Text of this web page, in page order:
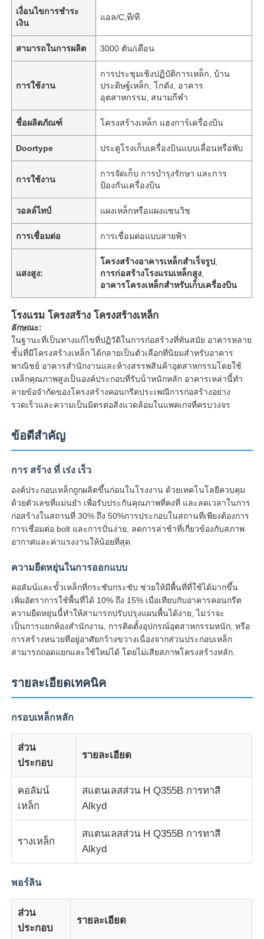
บ้าน
ผลิตภัณฑ์
ทัวร์โรงงาน
ควบคุมคุณภาพ
ติดต่อเรา
ขออ้าง
บ้าน Prefab เหล็กเบา
การประชุมเชิงปฏิบัติการโครงสร้างเหล็ก
เงื่อนไขการชำระ
เงิน
แอล/C,ที/ที
สามารถในการผลิต 3000 ตัน/เดือน
การใช้งาน
การประชุมเชิงปฏิบัติการเหล็ก, บ้าน
ประดิษฐ์เหล็ก, โกดัง, อาคาร
อุตสาหกรรม, สนามกีฬา
ชื่อผลิตภัณฑ์ โครงสร้างเหล็ก แฮงการ์เครื่องบิน
Doortype ประตูโรงเก็บเครื่องบินแบบเลื่อนหรือพับ
การใช้งาน
การจัดเก็บ การบำรุงรักษา และการ
ป้องกันเครื่องบิน
วอลล์ไทป์ แผงเหล็กหรือแผงแซนวิช
การเชื่อมต่อ การเชื่อมต่อแบบสายฟ้า
แสงสูง:
โครงสร้างอาคารเหล็กสำเร็จรูป
การก่อสร้างโรงแรมเหล็กสูง
อาคารโครงเหล็กสำหรับเก็บเครื่องบิน
โรงแรม โครงสร้าง โครงสร้างเหล็ก
ลักษณะ:
ในฐานะที่เป็นทางแก้ไขที่ปฏิวัติในการก่อสร้างที่ทันสมัย อาคารหลาย
ชั้นที่มีโครงสร้างเหล็ก ได้กลายเป็นตัวเลือกที่นิยมสําหรับอาคาร
พาณิชย์ อาคารสํานักงานและห้างสรรพสินค้าอุตสาหกรรมโดยใช้
เหล็กคุณภาพสูงเป็นองค์ประกอบที่รับน้ําหนักหลัก อาคารเหล่านี้ทํา
ลายข้อจํากัดของโครงสร้างคอนกรีตประเพณีการก่อสร้างอย่าง
รวดเร็วและความเป็นมิตรต่อสิ่งแวดล้อมในแพคเกจที่ครบวงจร
ข้อดีสําคัญ
การ สร้าง ที่ เร่ง เร็ว
องค์ประกอบเหล็กถูกผลิตขึ้นก่อนในโรงงาน ด้วยเทคโนโลยีควบคุม
ด้วยตัวเลขที่แม่นยํา เพื่อรับประกันคุณภาพที่คงที่ และลดเวลาในการ
ก่อสร้างในสถานที่ 30% ถึง 50%การประกอบในสถานที่เพียงต้องการ
การเชื่อมต่อ bolt และการปั่นง่าย, ลดการล่าช้าที่เกี่ยวข้องกับสภาพ
อากาศและค่าแรงงานให้น้อยที่สุด
ความยืดหยุ่นในการออกแบบ
คอลัมน์และขั้วเหล็กที่กระชับกระชับ ช่วยให้มีพื้นที่ที่ใช้ได้มากขึ้น
เพิ่มอัตราการใช้พื้นที่ได้ 10% ถึง 15% เมื่อเทียบกับอาคารคอนกรีต
ความยืดหยุ่นนี้ทําให้สามารถปรับปรุงแผนพื้นได้ง่าย, ไม่ว่าจะ
เป็นการแยกห้องสํานักงาน, การติดตั้งอุปกรณ์อุตสาหกรรมหนัก, หรือ
การสร้างหน่วยที่อยู่อาศัยกว้างขวางเนื่องจากส่วนประกอบเหล็ก
สามารถถอดแยกและใช้ใหม่ได้ โดยไม่เสียสภาพโครงสร้างหลัก.
รายละเอียดเทคนิค
กรอบเหล็กหลัก
ส่วน
ประกอบ
รายละเอียด
คอลัมน์
เหล็ก
สแตนเลสส่วน H Q355B การทาสี
Alkyd
รางเหล็ก
สแตนเลสส่วน H Q355B การทาสี
Alkyd
พอร์ลิน
ส่วน
ประกอบ
รายละเอียด